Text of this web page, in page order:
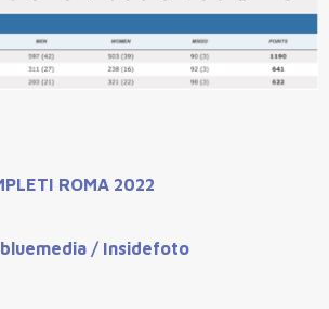
ROMA 2022
/ Insidefoto